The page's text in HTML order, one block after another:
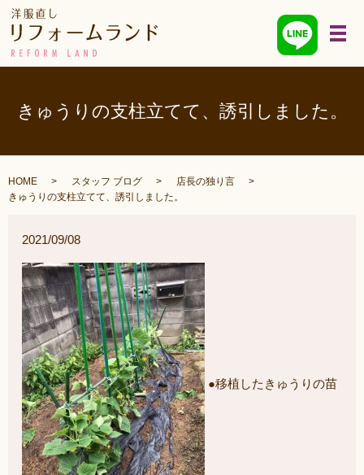
メ
きゅうりの支柱立てて、誘引しました。
HOME スタッフ ブログ
店長の独り言
きゅうりの支柱立てて、誘引しました。
2021/09/08
●移植したきゅうりの苗